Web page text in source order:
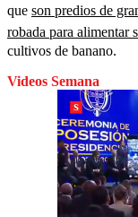
que son predios de
robada para alimentar
cultivos de banano.
Videos Semana